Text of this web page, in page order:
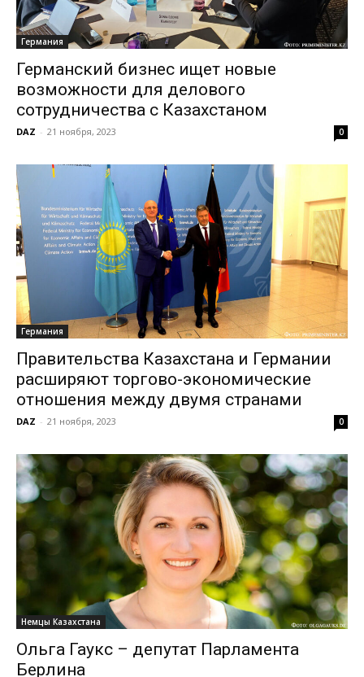
Германия
Германский бизнес ищет новые
возможности для делового
сотрудничества с Казахстаном
DAZ - 21 ноября, 2023 0
Германия
Правительства Казахстана и Германии
расширяют торгово-экономические
отношения между двумя странами
DAZ - 21 ноября, 2023 0
Немцы Казахстана
Ольга Гаукс – депутат Парламента
Берлина